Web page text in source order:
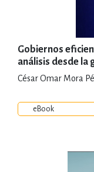
Gobiernos
análisis desde la
César Omar Mora
eBook